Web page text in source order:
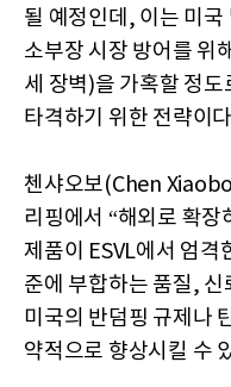
될 예정인데, 이는 미국
소부장 시장 방어를 위
세 장벽)을 가혹할 정
타격하기 위한 전략이
첸샤오보(Chen
리핑에서 “해외로 확장
제품이 ESVL에서 엄격
준에 부합하는 품질,
미국의 반덤핑 규제나
약적으로 향상시킬 수